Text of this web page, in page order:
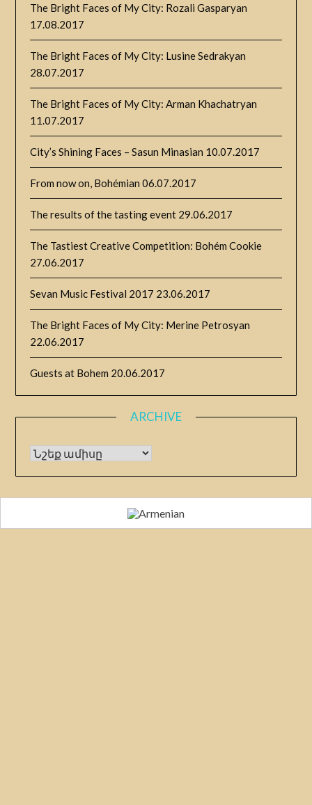
The Bright Faces of My City: Rozali Gasparyan
17.08.2017
The Bright Faces of My City: Lusine Sedrakyan
28.07.2017
The Bright Faces of My City: Arman Khachatryan
11.07.2017
City’s Shining Faces – Sasun Minasian 10.07.2017
From now on, Bohémian 06.07.2017
The results of the tasting event 29.06.2017
The Tastiest Creative Competition: Bohém Cookie
27.06.2017
Sevan Music Festival 2017 23.06.2017
The Bright Faces of My City: Merine Petrosyan
22.06.2017
Guests at Bohem 20.06.2017
ARCHIVE
Archive